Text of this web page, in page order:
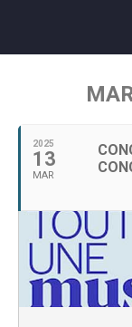
2025
13
MAR